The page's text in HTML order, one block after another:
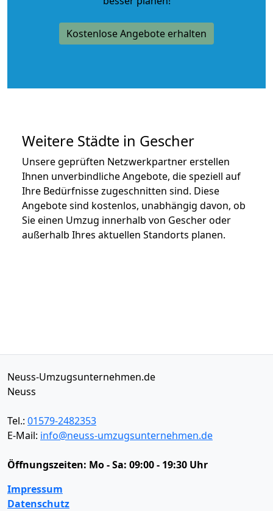
Kostenlose Angebote erhalten
Weitere Städte in Gescher
Unsere geprüften Netzwerkpartner erstellen
Ihnen unverbindliche Angebote, die speziell auf
Ihre Bedürfnisse zugeschnitten sind. Diese
Angebote sind kostenlos, unabhängig davon, ob
Sie einen Umzug innerhalb von Gescher oder
außerhalb Ihres aktuellen Standorts planen.
Neuss-Umzugsunternehmen.de
Neuss
Tel.: 01579-2482353
E-Mail: info@neuss-umzugsunternehmen.de
Öffnungszeiten: Mo - Sa: 09:00 - 19:30 Uhr
Impressum
Datenschutz